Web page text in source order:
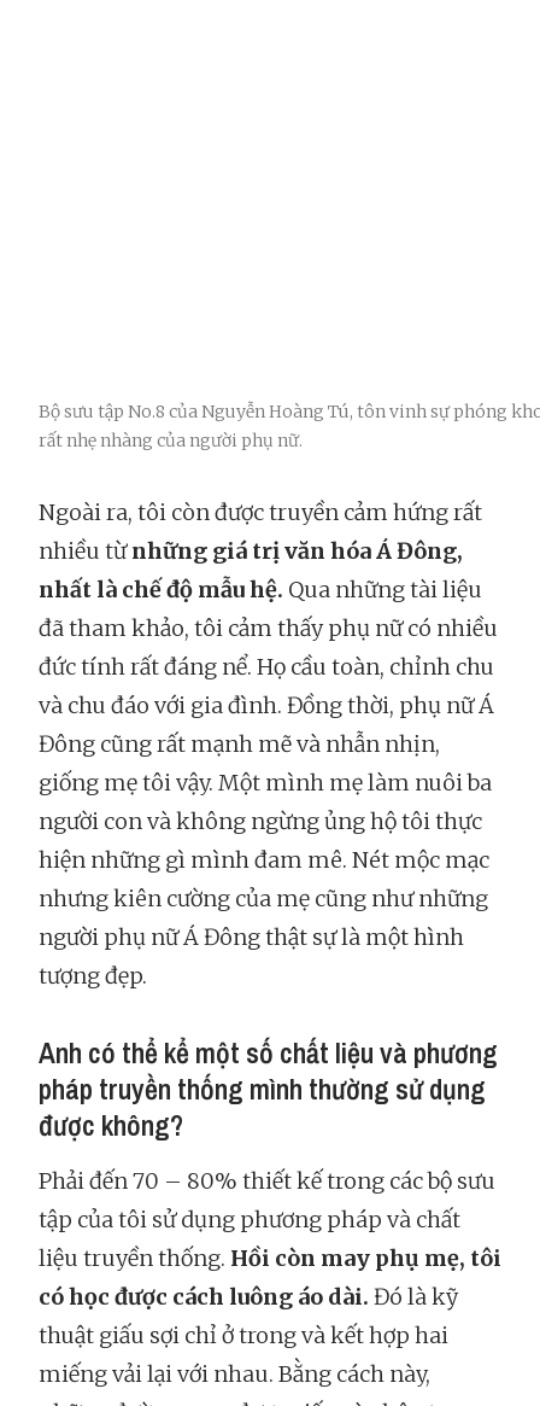
Bộ sưu tập No.8 của Nguyễn Hoàng Tú, tôn vinh sự phóng
rất nhẹ nhàng của người phụ nữ.
Ngoài ra, tôi còn được truyền cảm hứng rất
nhiều từnhững giá trị văn hóa Á Đông,
nhất là chế độ mẫu hệ. Qua những tài liệu
đã tham khảo, tôi cảm thấy phụ nữ có nhiều
đức tính rất đáng nể. Họ cầu toàn, chỉnh chu
và chu đáo với gia đình. Đồng thời, phụ nữ Á
Đông cũng rất mạnh mẽ và nhẫn nhịn,
giống mẹ tôi vậy. Một mình mẹ làm nuôi ba
người con và không ngừng ủng hộ tôi thực
hiện những gì mình đam mê. Nét mộc mạc
nhưng kiên cường của mẹ cũng như những
người phụ nữ Á Đông thật sự là một hình
tượng đẹp.
Anh có thể kể một số chất liệu và phương
pháp truyền thống mình thường sử dụng
được không?
Phải đến 70 – 80% thiết kế trong các bộ sưu
tập của tôi sử dụng phương pháp và chất
liệu truyền thống. Hồi còn may phụ mẹ, tôi
có học được cách luông áo dài. Đó là kỹ
thuật giấu sợi chỉ ở trong và kết hợp hai
miếng vải lại với nhau. Bằng cách này,